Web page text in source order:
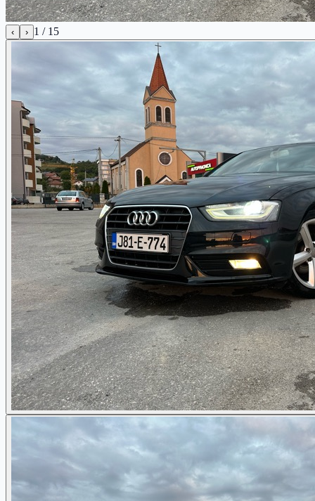
‹ › 1 / 15